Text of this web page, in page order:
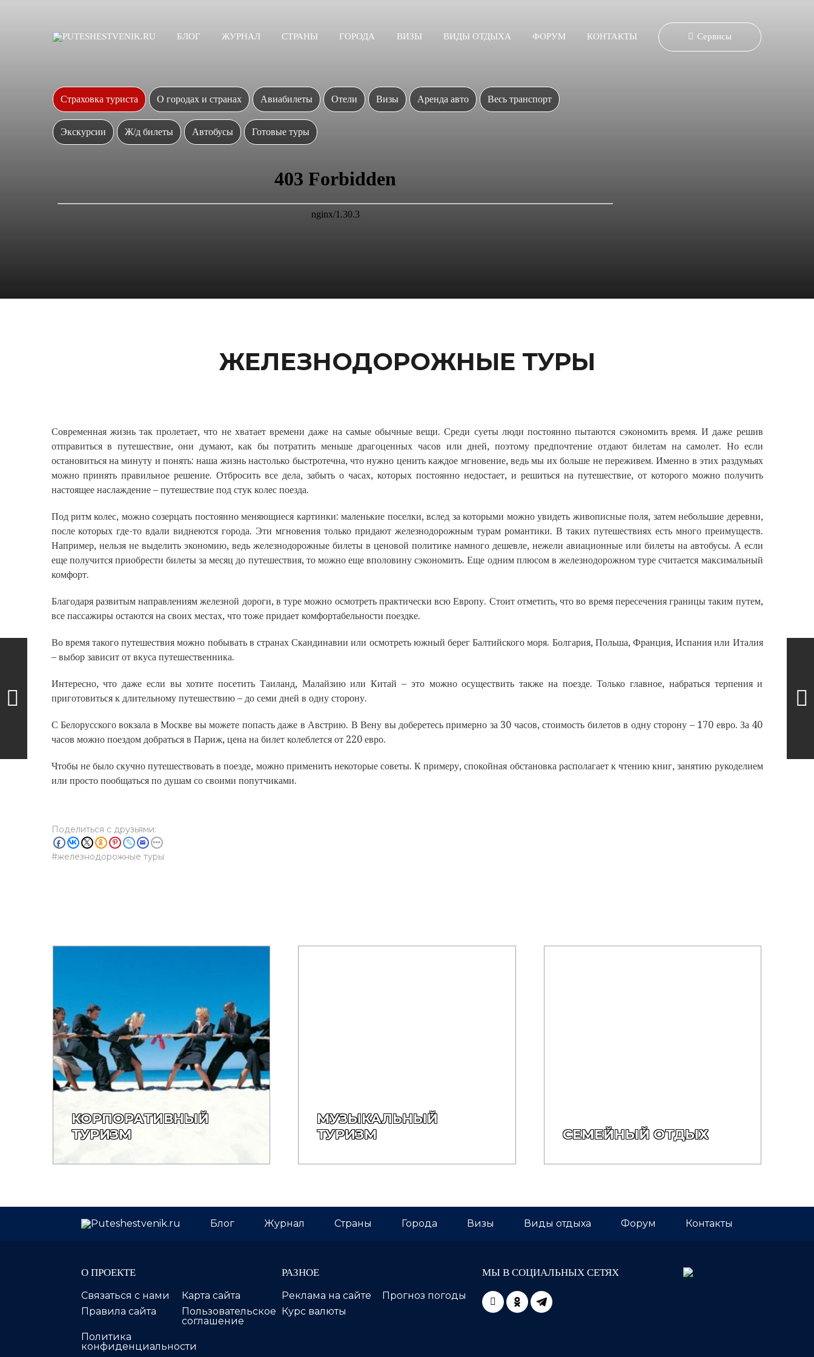
БЛОГ ЖУРНАЛ СТРАНЫ ГОРОДА ВИЗЫ ВИДЫ ОТДЫХА ФОРУМ КОНТАКТЫ Сервисы
Страховка туриста О городах и странах Авиабилеты Отели Визы Аренда авто Весь транспорт
Экскурсии Ж/д билеты Автобусы Готовые туры
ЖЕЛЕЗНОДОРОЖНЫЕ ТУРЫ
Современная жизнь так пролетает, что не хватает времени даже на самые обычные вещи. Среди суеты люди постоянно пытаются сэкономить время. И даже решив
отправиться в путешествие, они думают, как бы потратить меньше драгоценных часов или дней, поэтому предпочтение отдают билетам на самолет. Но если
остановиться на минуту и понять: наша жизнь настолько быстротечна, что нужно ценить каждое мгновение, ведь мы их больше не переживем. Именно в этих раздумьях
можно принять правильное решение. Отбросить все дела, забыть о часах, которых постоянно недостает, и решиться на путешествие, от которого можно получить
настоящее наслаждение – путешествие под стук колес поезда.
Под ритм колес, можно созерцать постоянно меняющиеся картинки: маленькие поселки, вслед за которыми можно увидеть живописные поля, затем небольшие деревни,
после которых где-то вдали виднеются города. Эти мгновения только придают железнодорожным турам романтики. В таких путешествиях есть много преимуществ.
Например, нельзя не выделить экономию, ведь железнодорожные билеты в ценовой политике намного дешевле, нежели авиационные или билеты на автобусы. А если
еще получится приобрести билеты за месяц до путешествия, то можно еще вполовину сэкономить. Еще одним плюсом в железнодорожном туре считается максимальный
комфорт.
Благодаря развитым направлениям железной дороги, в туре можно осмотреть практически всю Европу. Стоит отметить, что во время пересечения границы таким путем,
все пассажиры остаются на своих местах, что тоже придает комфортабельности поездке.
Во время такого путешествия можно побывать в странах Скандинавии или осмотреть южный берег Балтийского моря. Болгария, Польша, Франция, Испания или Италия
– выбор зависит от вкуса путешественника.
Интересно, что даже если вы хотите посетить Таиланд, Малайзию или Китай – это можно осуществить также на поезде. Только главное, набраться терпения и
приготовиться к длительному путешествию – до семи дней в одну сторону.
С Белорусского вокзала в Москве вы можете попасть даже в Австрию. В Вену вы доберетесь примерно за 30 часов, стоимость билетов в одну сторону – 170 евро. За 40
часов можно поездом добраться в Париж, цена на билет колеблется от 220 евро.
Чтобы не было скучно путешествовать в поезде, можно применить некоторые советы. К примеру, спокойная обстановка располагает к чтению книг, занятию рукоделием
или просто пообщаться по душам со своими попутчиками.
Поделиться с друзьями:
железнодорожные туры
КОРПОРАТИВНЫЙ
ТУРИЗМ
МУЗЫКАЛЬНЫЙ
ТУРИЗМ
СЕМЕЙНЫЙ ОТДЫХ
Блог Журнал Страны Города Визы Виды отдыха Форум Контакты
О ПРОЕКТЕ
Связаться с нами
Карта сайта
Правила сайта
Пользовательское
соглашение
Политика
конфиденциальности
РАЗНОЕ
Реклама на сайте
Прогноз погоды
Курс валюты
МЫ В СОЦИАЛЬНЫХ СЕТЯХ